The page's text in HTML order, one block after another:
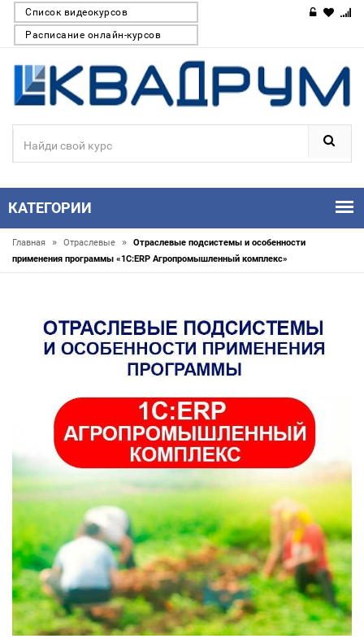
Список видеокурсов
Расписание онлайн-курсов
КАТЕГОРИИ
Главная » Отраслевые »
Отраслевые подсистемы и особенности
применения программы «1С:ERP Агропромышленный комплекс»